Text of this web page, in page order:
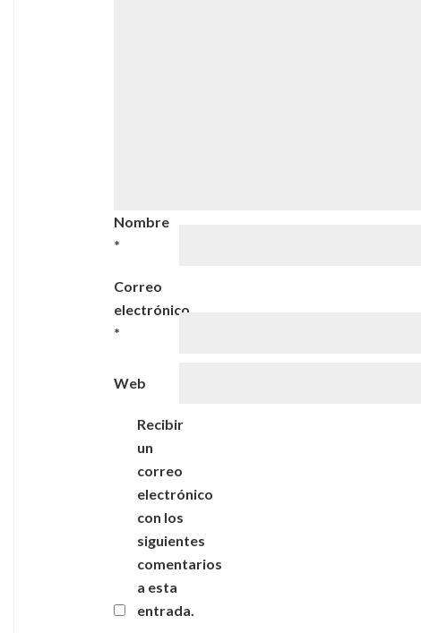
Nombre
*
Correo
electrónico
*
Web
Recibir
un
correo
electrónico
con los
siguientes
comentarios
a esta
entrada.